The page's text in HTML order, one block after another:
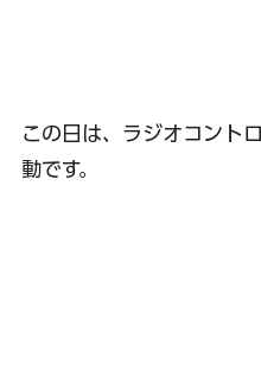
この日は、ラジオコント
動です。